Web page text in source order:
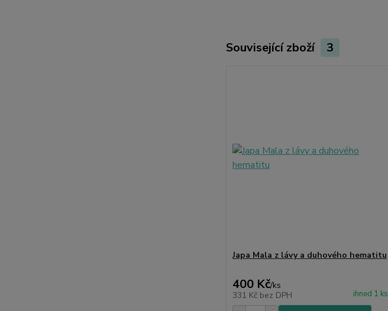
Související zboží 3
Japa Mala z lávy a duhového hematitu
400 Kč/ks
331 Kč bez DPH ihned 1 ks